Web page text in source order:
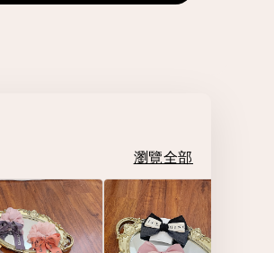
瀏覽全部